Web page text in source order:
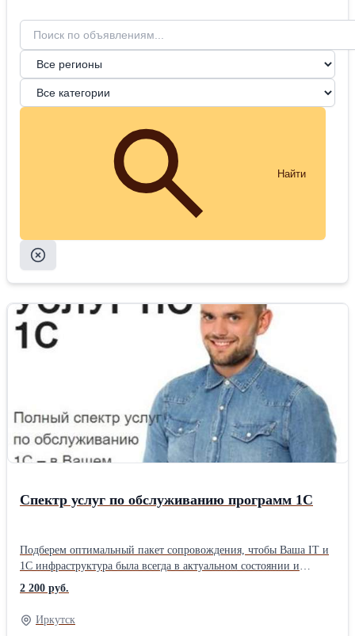
Найти
Спектр услуг по обслуживанию программ 1С
Подберем оптимальный пакет сопровождения, чтобы Ваша IT и
1С инфраструктура была всегда в актуальном состоянии и
работала без перебоев: * 1С КП (ИТС) – стандарт фирмы «1С»
по поддержке клиентов; * Абонентское сопровождение 1С; *
Абонентское сопровождение магазина; * Линия консультации
24/7; * Корпоративное обслуживание; * Техническая поддержка
2 200 руб.
Иркутск